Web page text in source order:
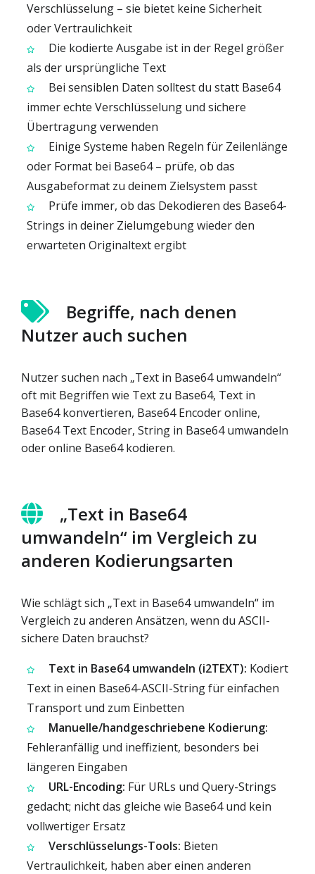
Verschlüsselung – sie bietet keine Sicherheit
oder Vertraulichkeit
Die kodierte Ausgabe ist in der Regel größer
als der ursprüngliche Text
Bei sensiblen Daten solltest du statt Base64
immer echte Verschlüsselung und sichere
Übertragung verwenden
Einige Systeme haben Regeln für Zeilenlänge
oder Format bei Base64 – prüfe, ob das
Ausgabeformat zu deinem Zielsystem passt
Prüfe immer, ob das Dekodieren des Base64-
Strings in deiner Zielumgebung wieder den
erwarteten Originaltext ergibt
Begriffe, nach denen
Nutzer auch suchen
Nutzer suchen nach „Text in Base64 umwandeln“
oft mit Begriffen wie Text zu Base64, Text in
Base64 konvertieren, Base64 Encoder online,
Base64 Text Encoder, String in Base64 umwandeln
oder online Base64 kodieren.
„Text in Base64
umwandeln“ im Vergleich zu
anderen Kodierungsarten
Wie schlägt sich „Text in Base64 umwandeln“ im
Vergleich zu anderen Ansätzen, wenn du ASCII-
sichere Daten brauchst?
Text in Base64 umwandeln (i2TEXT): Kodiert
Text in einen Base64-ASCII-String für einfachen
Transport und zum Einbetten
Manuelle/handgeschriebene Kodierung:
Fehleranfällig und ineffizient, besonders bei
längeren Eingaben
URL-Encoding: Für URLs und Query-Strings
gedacht; nicht das gleiche wie Base64 und kein
vollwertiger Ersatz
Verschlüsselungs-Tools: Bieten
Vertraulichkeit, haben aber einen anderen